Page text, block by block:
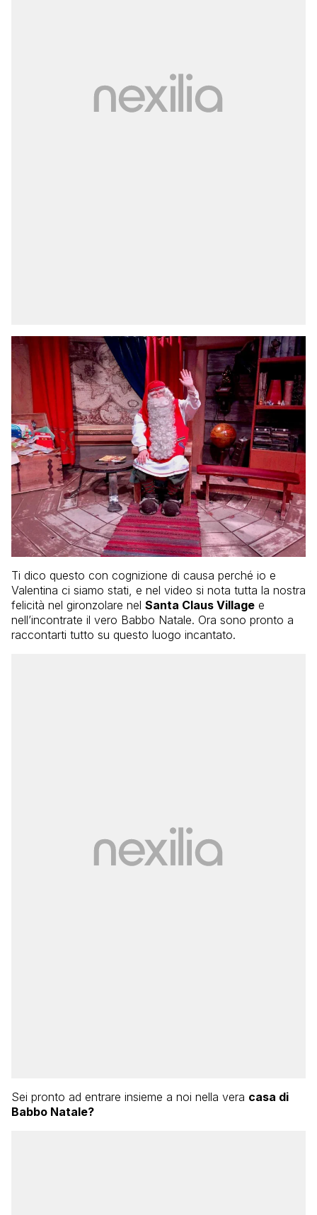
Ti dico questo con cognizione di causa perché io e
Valentina ci siamo stati, e nel video si nota tutta la nostra
felicità nel gironzolare nel Santa Claus Village e
nell’incontrate il vero Babbo Natale. Ora sono pronto a
raccontarti tutto su questo luogo incantato.
Sei pronto ad entrare insieme a noi nella vera casa di
Babbo Natale?